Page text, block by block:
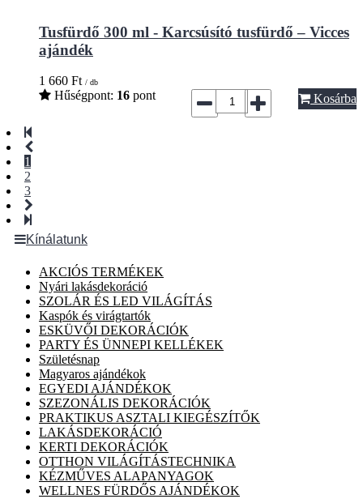
Tusfürdő 300 ml - Karcsúsító tusfürdő – Vicces
ajándék
1 660 Ft / db
Hűségpont: 16 pont Kosárba
1
2
3
Kínálatunk
AKCIÓS TERMÉKEK
Nyári lakásdekoráció
SZOLÁR ÉS LED VILÁGÍTÁS
Kaspók és virágtartók
ESKÜVŐI DEKORÁCIÓK
PARTY ÉS ÜNNEPI KELLÉKEK
Születésnap
Magyaros ajándékok
EGYEDI AJÁNDÉKOK
SZEZONÁLIS DEKORÁCIÓK
PRAKTIKUS ASZTALI KIEGÉSZÍTŐK
LAKÁSDEKORÁCIÓ
KERTI DEKORÁCIÓK
OTTHON VILÁGÍTÁSTECHNIKA
KÉZMŰVES ALAPANYAGOK
WELLNES FÜRDŐS AJÁNDÉKOK